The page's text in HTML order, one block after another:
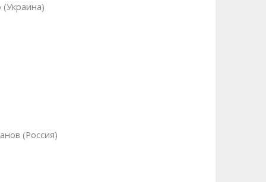
(Украина)
(Россия)